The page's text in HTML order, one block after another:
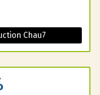
Chau7